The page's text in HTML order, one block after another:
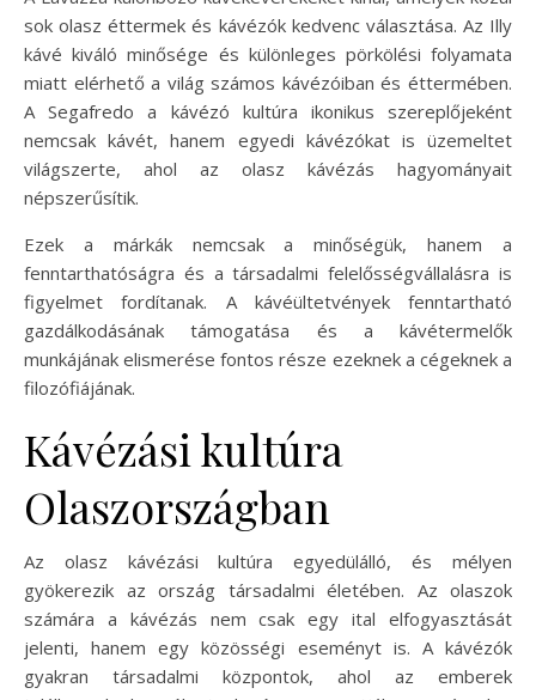
sok olasz éttermek és kávézók kedvenc választása. Az Illy
kávé kiváló minősége és különleges pörkölési folyamata
miatt elérhető a világ számos kávézóiban és éttermében.
A Segafredo a kávézó kultúra ikonikus szereplőjeként
nemcsak kávét, hanem egyedi kávézókat is üzemeltet
világszerte, ahol az olasz kávézás hagyományait
népszerűsítik.
Ezek a márkák nemcsak a minőségük, hanem a
fenntarthatóságra és a társadalmi felelősségvállalásra is
figyelmet fordítanak. A kávéültetvények fenntartható
gazdálkodásának támogatása és a kávétermelők
munkájának elismerése fontos része ezeknek a cégeknek a
filozófiájának.
Kávézási kultúra
Olaszországban
Az olasz kávézási kultúra egyedülálló, és mélyen
gyökerezik az ország társadalmi életében. Az olaszok
számára a kávézás nem csak egy ital elfogyasztását
jelenti, hanem egy közösségi eseményt is. A kávézók
gyakran társadalmi központok, ahol az emberek